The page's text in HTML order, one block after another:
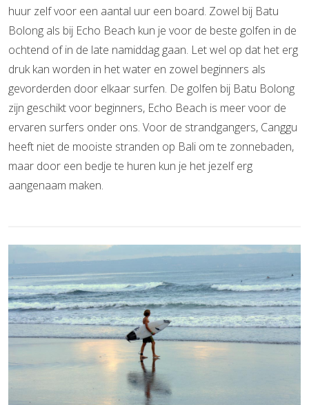
huur zelf voor een aantal uur een board. Zowel bij Batu
Bolong als bij Echo Beach kun je voor de beste golfen in de
ochtend of in de late namiddag gaan. Let wel op dat het erg
druk kan worden in het water en zowel beginners als
gevorderden door elkaar surfen. De golfen bij Batu Bolong
zijn geschikt voor beginners, Echo Beach is meer voor de
ervaren surfers onder ons. Voor de strandgangers, Canggu
heeft niet de mooiste stranden op Bali om te zonnebaden,
maar door een bedje te huren kun je het jezelf erg
aangenaam maken.